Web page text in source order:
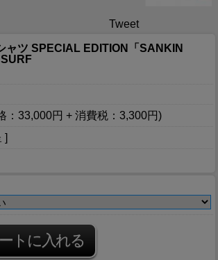
Tweet
ャツ SPECIAL EDITION「SANKIN
：33,000円 + 消費税：3,300円)
]